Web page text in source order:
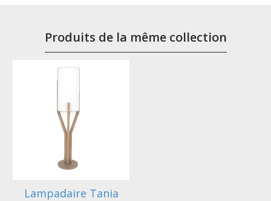
Produits de la même collection
Lampadaire Tania